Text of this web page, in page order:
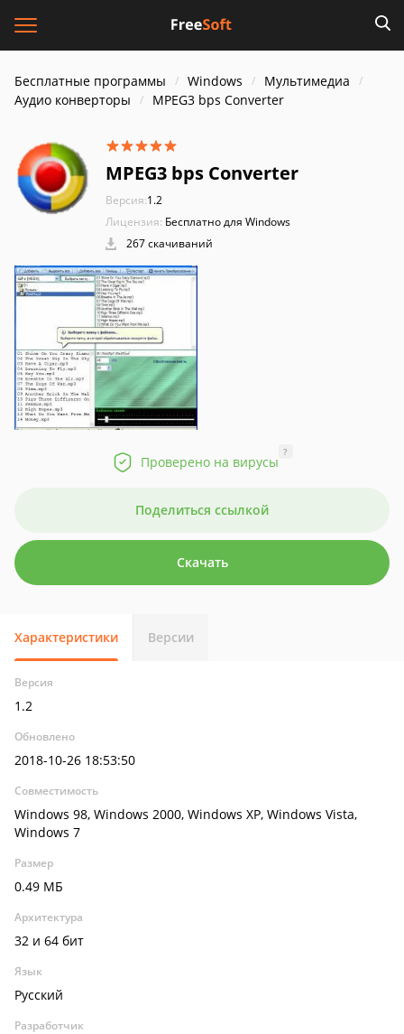
Бесплатные программы Windows
Мультимедиа
Аудио конверторы
MPEG3 bps Converter
MPEG3 bps Converter
Версия:1.2
Лицензия: Бесплатно для Windows
267 скачиваний
Проверено на вирусы
?
Поделиться ссылкой
Скачать
Характеристики Версии
Версия
1.2
Обновлено
2018-10-26 18:53:50
Совместимость
Windows 98, Windows 2000, Windows XP, Windows Vista,
Windows 7
Размер
0.49 МБ
Архитектура
32 и 64 бит
Язык
Русский
Разработчик